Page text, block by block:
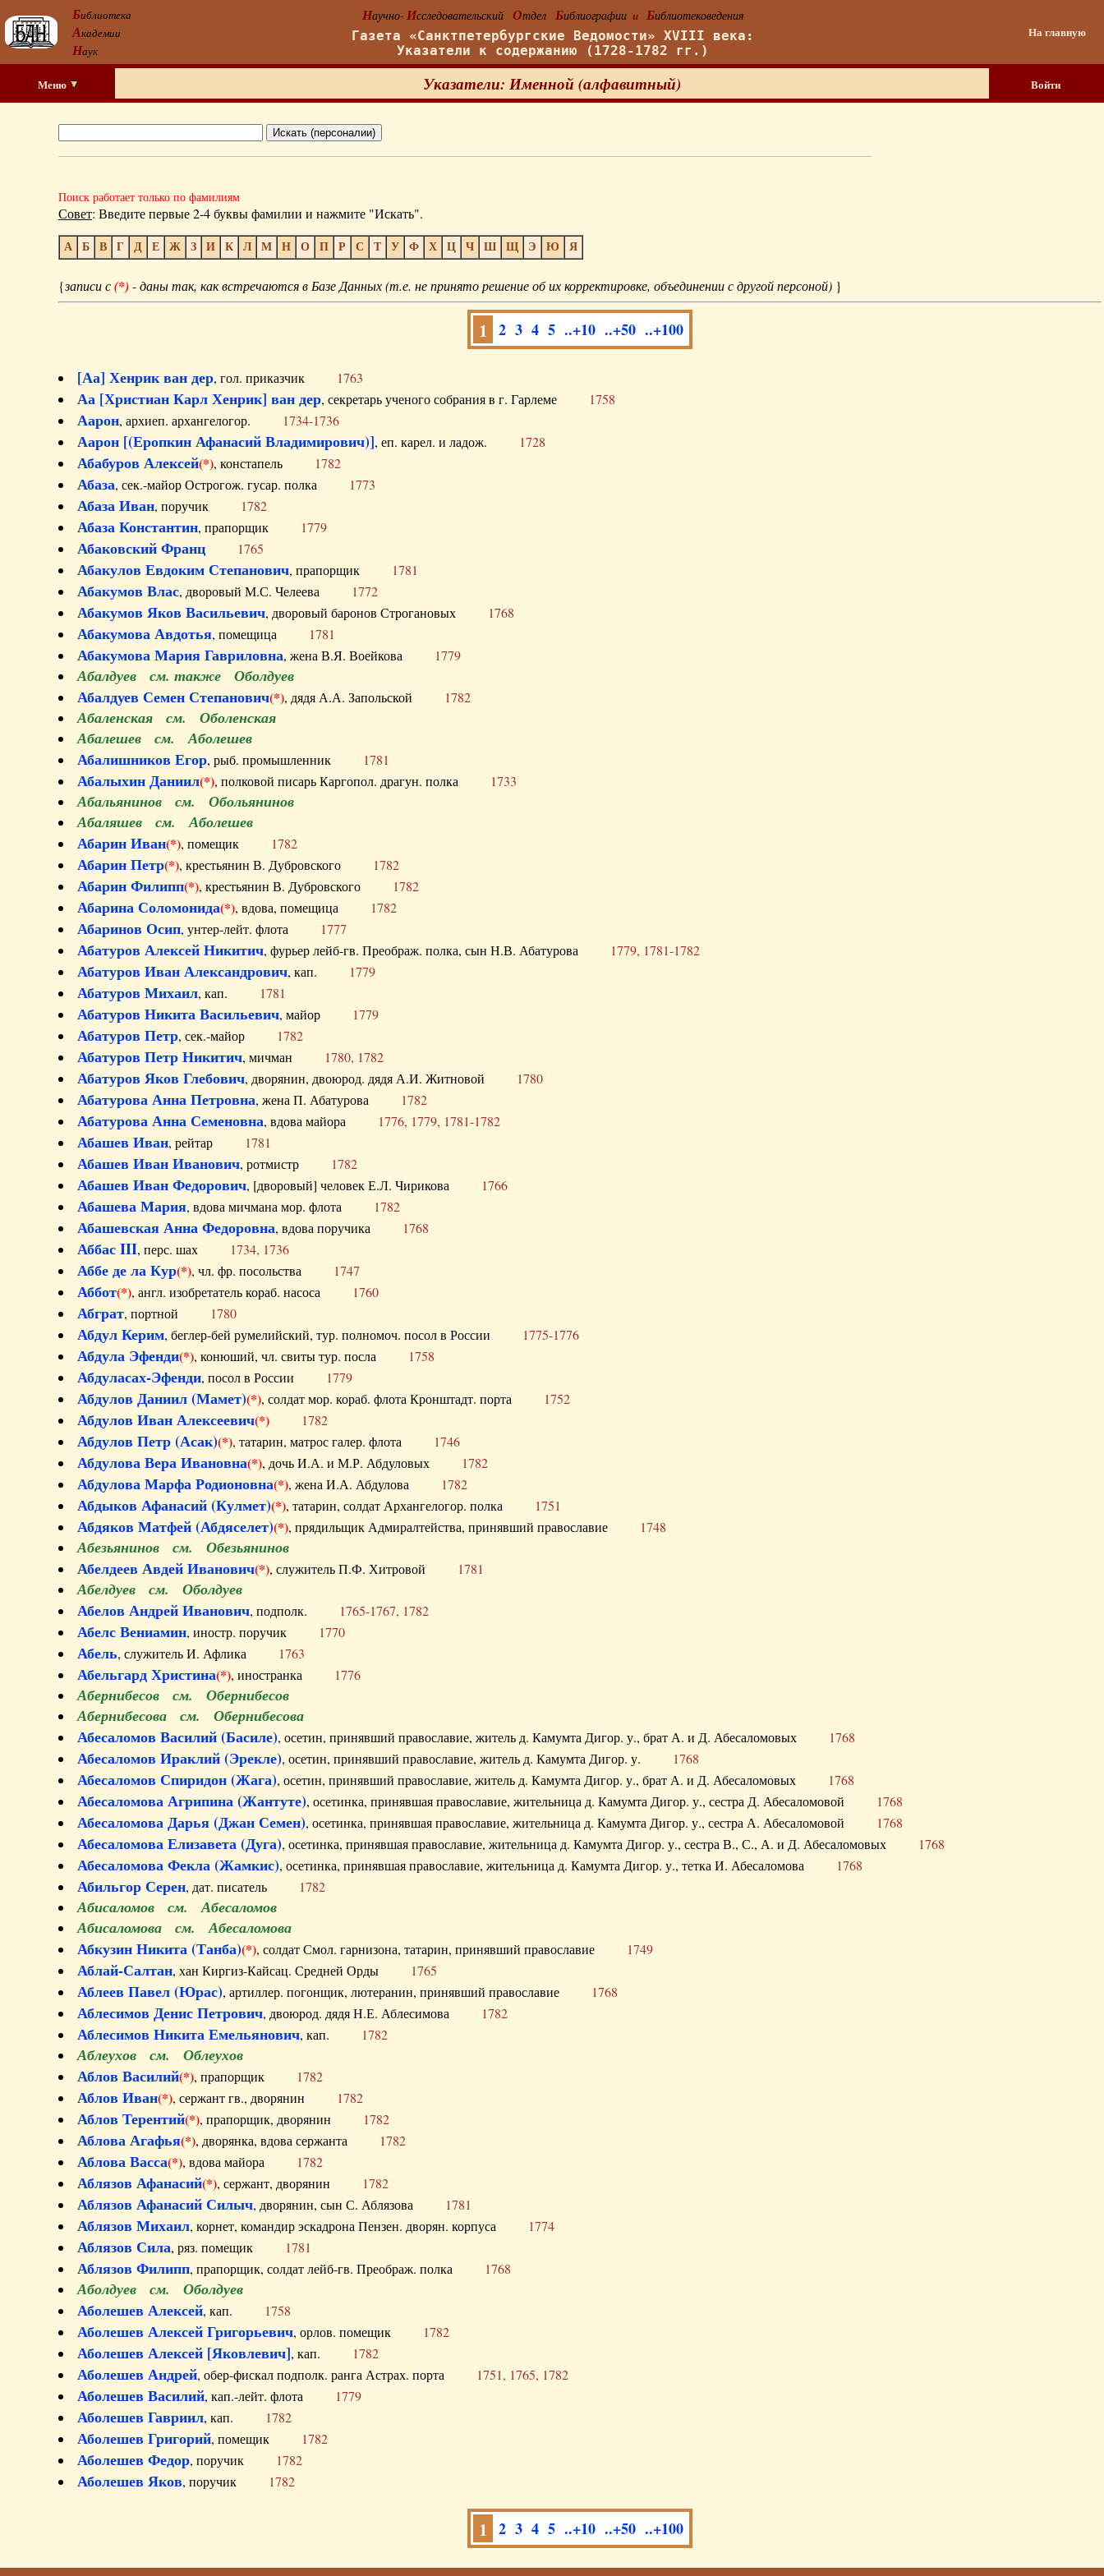
Библиотека
Академии
Наук
Научно- Исследовательский Отдел Библиографии и Библиотековедения
Газета «Санктпетербургские Ведомости» XVIII века:
Указатели к содержанию (1728-1782 гг.)
На главную
Меню Указатели: Именной (алфавитный) Войти
Поиск работает только по фамилиям
Совет: Введите первые 2-4 буквы фамилии и нажмите "Искать".
А Б В Г Д Е Ж З И К Л М Н О П Р С Т У Ф Х Ц Ч Ш Щ Э Ю Я
{записи с(*)- даны так, как встречаются в Базе Данных (т.е. не принято решение об их корректировке, объединении с другой персоной) }
1 2 3 4 5 ..+10 ..+50 ..+100
[Аа] Хенрик ван дер, гол. приказчик 1763
Аа [Христиан Карл Хенрик] ван дер, секретарь ученого собрания в г. Гарлеме 1758
Аарон, архиеп. архангелогор. 1734-1736
Аарон [(Еропкин Афанасий Владимирович)], еп. карел. и ладож. 1728
Абабуров Алексей(*), констапель 1782
Абаза, сек.-майор Острогож. гусар. полка 1773
Абаза Иван, поручик 1782
Абаза Константин, прапорщик 1779
Абаковский Франц 1765
Абакулов Евдоким Степанович, прапорщик 1781
Абакумов Влас, дворовый М.С. Челеева 1772
Абакумов Яков Васильевич, дворовый баронов Строгановых 1768
Абакумова Авдотья, помещица 1781
Абакумова Мария Гавриловна, жена В.Я. Воейкова 1779
Абалдуев см. также Оболдуев
Абалдуев Семен Степанович(*), дядя А.А. Запольской 1782
Абаленская см. Оболенская
Абалешев см. Аболешев
Абалишников Егор, рыб. промышленник 1781
Абалыхин Даниил(*), полковой писарь Каргопол. драгун. полка 1733
Абальянинов см. Обольянинов
Абаляшев см. Аболешев
Абарин Иван(*), помещик 1782
Абарин Петр(*), крестьянин В. Дубровского 1782
Абарин Филипп(*), крестьянин В. Дубровского 1782
Абарина Соломонида(*), вдова, помещица 1782
Абаринов Осип, унтер-лейт. флота 1777
Абатуров Алексей Никитич, фурьер лейб-гв. Преображ. полка, сын Н.В. Абатурова 1779, 1781-1782
Абатуров Иван Александрович, кап. 1779
Абатуров Михаил, кап. 1781
Абатуров Никита Васильевич, майор 1779
Абатуров Петр, сек.-майор 1782
Абатуров Петр Никитич, мичман 1780, 1782
Абатуров Яков Глебович, дворянин, двоюрод. дядя А.И. Житновой 1780
Абатурова Анна Петровна, жена П. Абатурова 1782
Абатурова Анна Семеновна, вдова майора 1776, 1779, 1781-1782
Абашев Иван, рейтар 1781
Абашев Иван Иванович, ротмистр 1782
Абашев Иван Федорович, [дворовый] человек Е.Л. Чирикова 1766
Абашева Мария, вдова мичмана мор. флота 1782
Абашевская Анна Федоровна, вдова поручика 1768
Аббас III, перс. шах 1734, 1736
Аббе де ла Кур(*), чл. фр. посольства 1747
Аббот(*), англ. изобретатель кораб. насоса 1760
Абграт, портной 1780
Абдул Керим, беглер-бей румелийский, тур. полномоч. посол в России 1775-1776
Абдула Эфенди(*), конюший, чл. свиты тур. посла 1758
Абдуласах-Эфенди, посол в России 1779
Абдулов Даниил (Мамет)(*), солдат мор. кораб. флота Кронштадт. порта 1752
Абдулов Иван Алексеевич(*) 1782
Абдулов Петр (Асак)(*), татарин, матрос галер. флота 1746
Абдулова Вера Ивановна(*), дочь И.А. и М.Р. Абдуловых 1782
Абдулова Марфа Родионовна(*), жена И.А. Абдулова 1782
Абдыков Афанасий (Кулмет)(*), татарин, солдат Архангелогор. полка 1751
Абдяков Матфей (Абдяселет)(*), прядильщик Адмиралтейства, принявший православие 1748
Абезьянинов см. Обезьянинов
Абелдеев Авдей Иванович(*), служитель П.Ф. Хитровой 1781
Абелдуев см. Оболдуев
Абелов Андрей Иванович, подполк. 1765-1767, 1782
Абелс Вениамин, иностр. поручик 1770
Абель, служитель И. Афлика 1763
Абельгард Христина(*), иностранка 1776
Абернибесов см. Обернибесов
Абернибесова см. Обернибесова
Абесаломов Василий (Басиле), осетин, принявший православие, житель д. Камумта Дигор. у., брат А. и Д. Абесаломовых 1768
Абесаломов Ираклий (Эрекле), осетин, принявший православие, житель д. Камумта Дигор. у. 1768
Абесаломов Спиридон (Жага), осетин, принявший православие, житель д. Камумта Дигор. у., брат А. и Д. Абесаломовых 1768
Абесаломова Агрипина (Жантуте), осетинка, принявшая православие, жительница д. Камумта Дигор. у., сестра Д. Абесаломовой 1768
Абесаломова Дарья (Джан Семен), осетинка, принявшая православие, жительница д. Камумта Дигор. у., сестра А. Абесаломовой 1768
Абесаломова Елизавета (Дуга), осетинка, принявшая православие, жительница д. Камумта Дигор. у., сестра В., С., А. и Д. Абесаломовых 1768
Абесаломова Фекла (Жамкис), осетинка, принявшая православие, жительница д. Камумта Дигор. у., тетка И. Абесаломова 1768
Абильгор Серен, дат. писатель 1782
Абисаломов см. Абесаломов
Абисаломова см. Абесаломова
Абкузин Никита (Танба)(*), солдат Смол. гарнизона, татарин, принявший православие 1749
Аблай-Салтан, хан Киргиз-Кайсац. Средней Орды 1765
Аблеев Павел (Юрас), артиллер. погонщик, лютеранин, принявший православие 1768
Аблесимов Денис Петрович, двоюрод. дядя Н.Е. Аблесимова 1782
Аблесимов Никита Емельянович, кап. 1782
Аблеухов см. Облеухов
Аблов Василий(*), прапорщик 1782
Аблов Иван(*), сержант гв., дворянин 1782
Аблов Терентий(*), прапорщик, дворянин 1782
Аблова Агафья(*), дворянка, вдова сержанта 1782
Аблова Васса(*), вдова майора 1782
Аблязов Афанасий(*), сержант, дворянин 1782
Аблязов Афанасий Силыч, дворянин, сын С. Аблязова 1781
Аблязов Михаил, корнет, командир эскадрона Пензен. дворян. корпуса 1774
Аблязов Сила, ряз. помещик 1781
Аблязов Филипп, прапорщик, солдат лейб-гв. Преображ. полка 1768
Аболдуев см. Оболдуев
Аболешев Алексей, кап. 1758
Аболешев Алексей Григорьевич, орлов. помещик 1782
Аболешев Алексей [Яковлевич], кап. 1782
Аболешев Андрей, обер-фискал подполк. ранга Астрах. порта 1751, 1765, 1782
Аболешев Василий, кап.-лейт. флота 1779
Аболешев Гавриил, кап. 1782
Аболешев Григорий, помещик 1782
Аболешев Федор, поручик 1782
Аболешев Яков, поручик 1782
1 2 3 4 5 ..+10 ..+50 ..+100